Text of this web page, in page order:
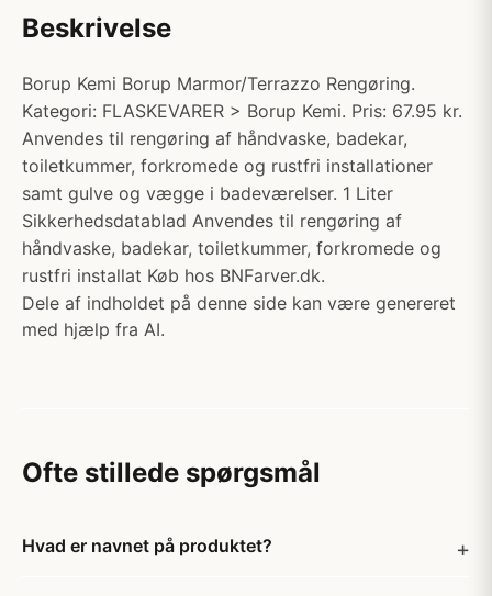
Beskrivelse
Borup Kemi Borup Marmor/Terrazzo Rengøring.
Kategori: FLASKEVARER > Borup Kemi. Pris: 67.95 kr.
Anvendes til rengøring af håndvaske, badekar,
toiletkummer, forkromede og rustfri installationer
samt gulve og vægge i badeværelser. 1 Liter
Sikkerhedsdatablad Anvendes til rengøring af
håndvaske, badekar, toiletkummer, forkromede og
rustfri installat Køb hos BNFarver.dk.
Dele af indholdet på denne side kan være genereret
med hjælp fra AI.
Ofte stillede spørgsmål
Hvad er navnet på produktet?